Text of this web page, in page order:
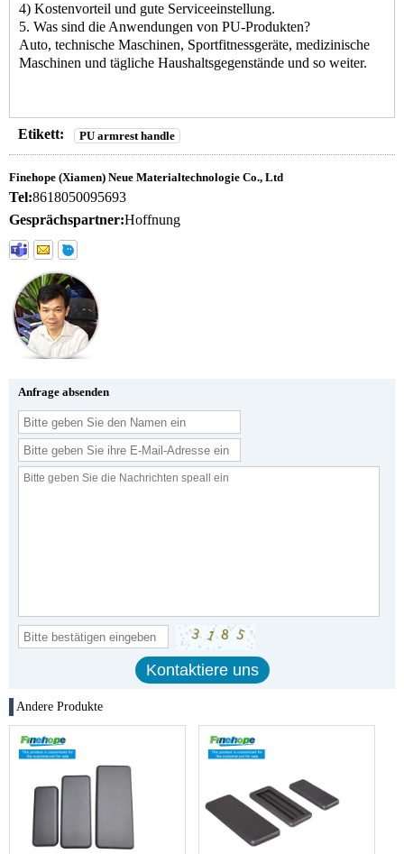
4) Kostenvorteil und gute Serviceeinstellung.
5. Was sind die Anwendungen von PU-Produkten?
Auto, technische Maschinen, Sportfitnessgeräte, medizinische
Maschinen und tägliche Haushaltsgegenstände und so weiter.
Etikett: PU armrest handle
Finehope (Xiamen) Neue Materialtechnologie Co., Ltd
Tel:8618050095693
Gesprächspartner:Hoffnung
Anfrage absenden
Andere Produkte